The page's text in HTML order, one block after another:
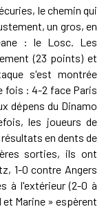
le chemin qui
un gros, en
: le Losc. Les
(23 points) et
s'est montrée
fois : 4-2 face Paris
dépens du Dinamo
les joueurs de
en dents de
sorties, ils ont
1-0 contre Angers
à l'extérieur (2-0 à
Marine » espèrent